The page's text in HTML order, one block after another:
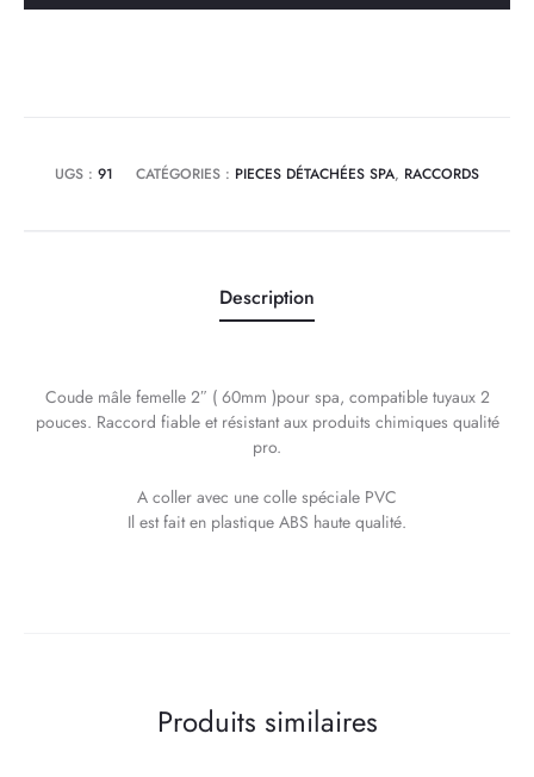
UGS : 91 CATÉGORIES : PIECES DÉTACHÉES SPA, RACCORDS
Description
Coude mâle femelle 2″ ( 60mm )pour spa, compatible tuyaux 2
pouces. Raccord fiable et résistant aux produits chimiques qualité
pro.
A coller avec une colle spéciale PVC
Il est fait en plastique ABS haute qualité.
Produits similaires